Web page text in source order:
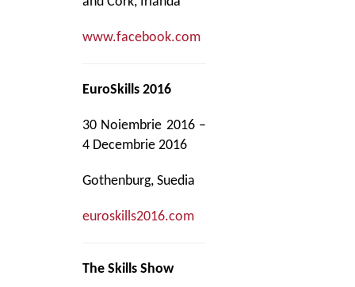
www.facebook.com
EuroSkills 2016
30 Noiembrie 2016 –
4 Decembrie 2016
Gothenburg, Suedia
euroskills2016.com
The Skills Show